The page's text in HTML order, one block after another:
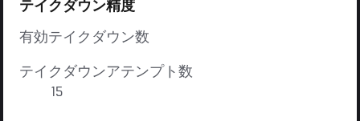
テイクダウン精度
有効テイクダウン数
テイクダウンアテンプト数
15